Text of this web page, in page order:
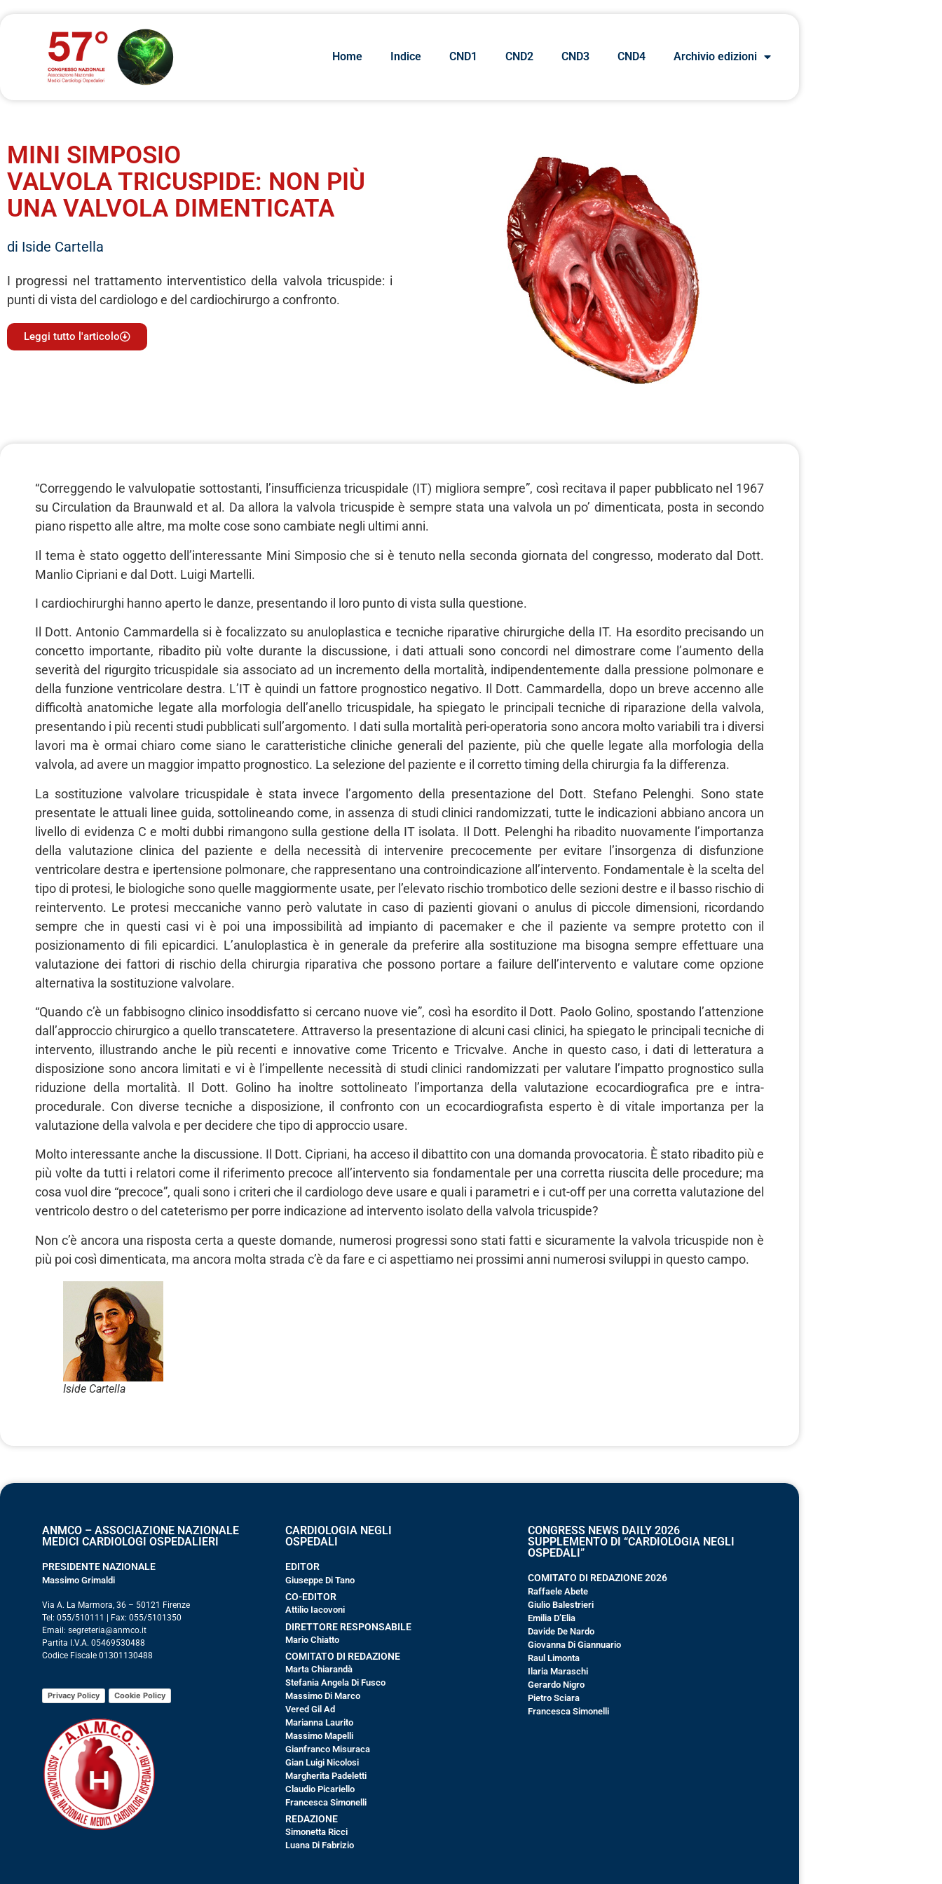
Home Indice CND1 CND2 CND3 CND4 Archivio edizioni
MINI SIMPOSIO
VALVOLA TRICUSPIDE: NON PIÙ
UNA VALVOLA DIMENTICATA
di Iside Cartella
I progressi nel trattamento interventistico della valvola tricuspide: i
punti di vista del cardiologo e del cardiochirurgo a confronto.
Leggi tutto l'articolo
“Correggendo le valvulopatie sottostanti, l’insufficienza tricuspidale (IT) migliora sempre”, così recitava il paper pubblicato nel 1967
su Circulation da Braunwald et al. Da allora la valvola tricuspide è sempre stata una valvola un po’ dimenticata, posta in secondo
piano rispetto alle altre, ma molte cose sono cambiate negli ultimi anni.
Il tema è stato oggetto dell’interessante Mini Simposio che si è tenuto nella seconda giornata del congresso, moderato dal Dott.
Manlio Cipriani e dal Dott. Luigi Martelli.
I cardiochirurghi hanno aperto le danze, presentando il loro punto di vista sulla questione.
Il Dott. Antonio Cammardella si è focalizzato su anuloplastica e tecniche riparative chirurgiche della IT. Ha esordito precisando un
concetto importante, ribadito più volte durante la discussione, i dati attuali sono concordi nel dimostrare come l’aumento della
severità del rigurgito tricuspidale sia associato ad un incremento della mortalità, indipendentemente dalla pressione polmonare e
della funzione ventricolare destra. L’IT è quindi un fattore prognostico negativo. Il Dott. Cammardella, dopo un breve accenno alle
difficoltà anatomiche legate alla morfologia dell’anello tricuspidale, ha spiegato le principali tecniche di riparazione della valvola,
presentando i più recenti studi pubblicati sull’argomento. I dati sulla mortalità peri-operatoria sono ancora molto variabili tra i diversi
lavori ma è ormai chiaro come siano le caratteristiche cliniche generali del paziente, più che quelle legate alla morfologia della
valvola, ad avere un maggior impatto prognostico. La selezione del paziente e il corretto timing della chirurgia fa la differenza.
La sostituzione valvolare tricuspidale è stata invece l’argomento della presentazione del Dott. Stefano Pelenghi. Sono state
presentate le attuali linee guida, sottolineando come, in assenza di studi clinici randomizzati, tutte le indicazioni abbiano ancora un
livello di evidenza C e molti dubbi rimangono sulla gestione della IT isolata. Il Dott. Pelenghi ha ribadito nuovamente l’importanza
della valutazione clinica del paziente e della necessità di intervenire precocemente per evitare l’insorgenza di disfunzione
ventricolare destra e ipertensione polmonare, che rappresentano una controindicazione all’intervento. Fondamentale è la scelta del
tipo di protesi, le biologiche sono quelle maggiormente usate, per l’elevato rischio trombotico delle sezioni destre e il basso rischio di
reintervento. Le protesi meccaniche vanno però valutate in caso di pazienti giovani o anulus di piccole dimensioni, ricordando
sempre che in questi casi vi è poi una impossibilità ad impianto di pacemaker e che il paziente va sempre protetto con il
posizionamento di fili epicardici. L’anuloplastica è in generale da preferire alla sostituzione ma bisogna sempre effettuare una
valutazione dei fattori di rischio della chirurgia riparativa che possono portare a failure dell’intervento e valutare come opzione
alternativa la sostituzione valvolare.
“Quando c’è un fabbisogno clinico insoddisfatto si cercano nuove vie”, così ha esordito il Dott. Paolo Golino, spostando l’attenzione
dall’approccio chirurgico a quello transcatetere. Attraverso la presentazione di alcuni casi clinici, ha spiegato le principali tecniche di
intervento, illustrando anche le più recenti e innovative come Tricento e Tricvalve. Anche in questo caso, i dati di letteratura a
disposizione sono ancora limitati e vi è l’impellente necessità di studi clinici randomizzati per valutare l’impatto prognostico sulla
riduzione della mortalità. Il Dott. Golino ha inoltre sottolineato l’importanza della valutazione ecocardiografica pre e intra-
procedurale. Con diverse tecniche a disposizione, il confronto con un ecocardiografista esperto è di vitale importanza per la
valutazione della valvola e per decidere che tipo di approccio usare.
Molto interessante anche la discussione. Il Dott. Cipriani, ha acceso il dibattito con una domanda provocatoria. È stato ribadito più e
più volte da tutti i relatori come il riferimento precoce all’intervento sia fondamentale per una corretta riuscita delle procedure; ma
cosa vuol dire “precoce”, quali sono i criteri che il cardiologo deve usare e quali i parametri e i cut-off per una corretta valutazione del
ventricolo destro o del cateterismo per porre indicazione ad intervento isolato della valvola tricuspide?
Non c’è ancora una risposta certa a queste domande, numerosi progressi sono stati fatti e sicuramente la valvola tricuspide non è
più poi così dimenticata, ma ancora molta strada c’è da fare e ci aspettiamo nei prossimi anni numerosi sviluppi in questo campo.
Iside Cartella
ANMCO – ASSOCIAZIONE NAZIONALE
MEDICI CARDIOLOGI OSPEDALIERI
PRESIDENTE NAZIONALE
Massimo Grimaldi
Via A. La Marmora, 36 – 50121 Firenze
Tel: 055/510111 | Fax: 055/5101350
Email: segreteria@anmco.it
Partita I.V.A. 05469530488
Codice Fiscale 01301130488
Privacy Policy Cookie Policy
CARDIOLOGIA NEGLI
OSPEDALI
EDITOR
Giuseppe Di Tano
CO-EDITOR
Attilio Iacovoni
DIRETTORE RESPONSABILE
Mario Chiatto
COMITATO DI REDAZIONE
Marta Chiarandà
Stefania Angela Di Fusco
Massimo Di Marco
Vered Gil Ad
Marianna Laurito
Massimo Mapelli
Gianfranco Misuraca
Gian Luigi Nicolosi
Margherita Padeletti
Claudio Picariello
Francesca Simonelli
REDAZIONE
Simonetta Ricci
Luana Di Fabrizio
CONGRESS NEWS DAILY 2026
SUPPLEMENTO DI “CARDIOLOGIA NEGLI
OSPEDALI”
COMITATO DI REDAZIONE 2026
Raffaele Abete
Giulio Balestrieri
Emilia D’Elia
Davide De Nardo
Giovanna Di Giannuario
Raul Limonta
Ilaria Maraschi
Gerardo Nigro
Pietro Sciara
Francesca Simonelli